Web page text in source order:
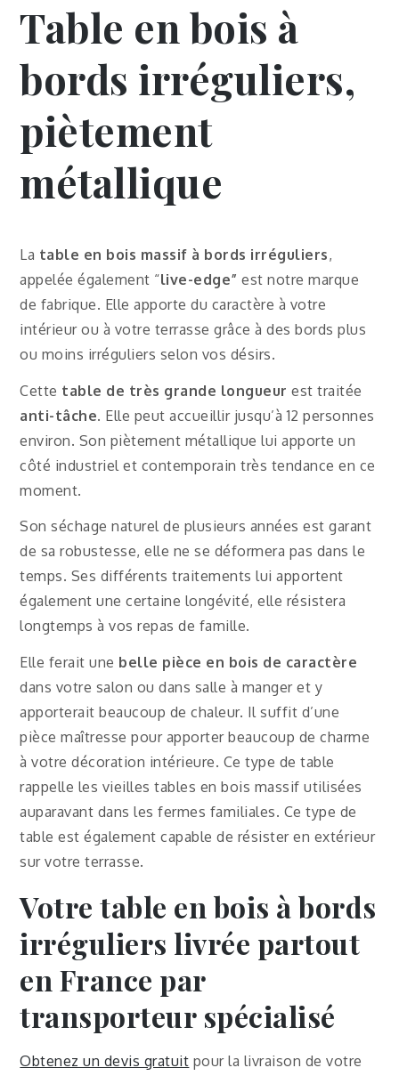
Table en bois à
bords irréguliers,
piètement
métallique
La table en bois massif à bords irréguliers,
appelée également “live-edge” est notre marque
de fabrique. Elle apporte du caractère à votre
intérieur ou à votre terrasse grâce à des bords plus
ou moins irréguliers selon vos désirs.
Cette table de très grande longueur est traitée
anti-tâche. Elle peut accueillir jusqu’à 12 personnes
environ. Son piètement métallique lui apporte un
côté industriel et contemporain très tendance en ce
moment.
Son séchage naturel de plusieurs années est garant
de sa robustesse, elle ne se déformera pas dans le
temps. Ses différents traitements lui apportent
également une certaine longévité, elle résistera
longtemps à vos repas de famille.
Elle ferait une belle pièce en bois de caractère
dans votre salon ou dans salle à manger et y
apporterait beaucoup de chaleur. Il suffit d’une
pièce maîtresse pour apporter beaucoup de charme
à votre décoration intérieure. Ce type de table
rappelle les vieilles tables en bois massif utilisées
auparavant dans les fermes familiales. Ce type de
table est également capable de résister en extérieur
sur votre terrasse.
Votre table en bois à bords
irréguliers livrée partout
en France par
transporteur spécialisé
Obtenez un devis gratuit pour la livraison de votre